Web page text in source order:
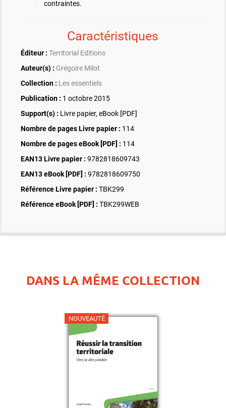
contraintes.
Caractéristiques
Éditeur : Territorial Editions
Auteur(s) : Grégoire Milot
Collection : Les essentiels
Publication : 1 octobre 2015
Support(s) : Livre papier, eBook [PDF]
Nombre de pages Livre papier : 114
Nombre de pages eBook [PDF] : 114
EAN13 Livre papier : 9782818609743
EAN13 eBook [PDF] : 9782818609750
Référence Livre papier : TBK299
Référence eBook [PDF] : TBK299WEB
DANS LA MÊME COLLECTION
NOUVEAUTÉ